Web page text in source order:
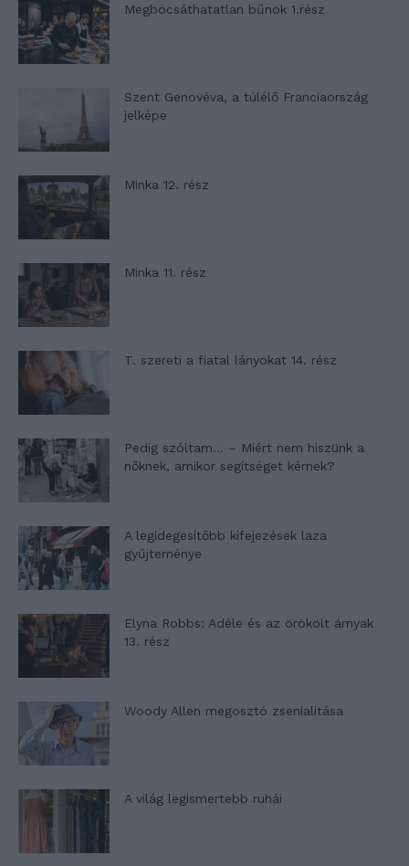
Megbocsáthatatlan bűnök 1.rész
Szent Genovéva, a túlélő Franciaország
jelképe
Minka 12. rész
Minka 11. rész
T. szereti a fiatal lányokat 14. rész
Pedig szóltam… – Miért nem hiszünk a
nőknek, amikor segítséget kérnek?
A legidegesítőbb kifejezések laza
gyűjteménye
Elyna Robbs: Adéle és az örökölt árnyak
13. rész
Woody Allen megosztó zsenialitása
A világ legismertebb ruhái